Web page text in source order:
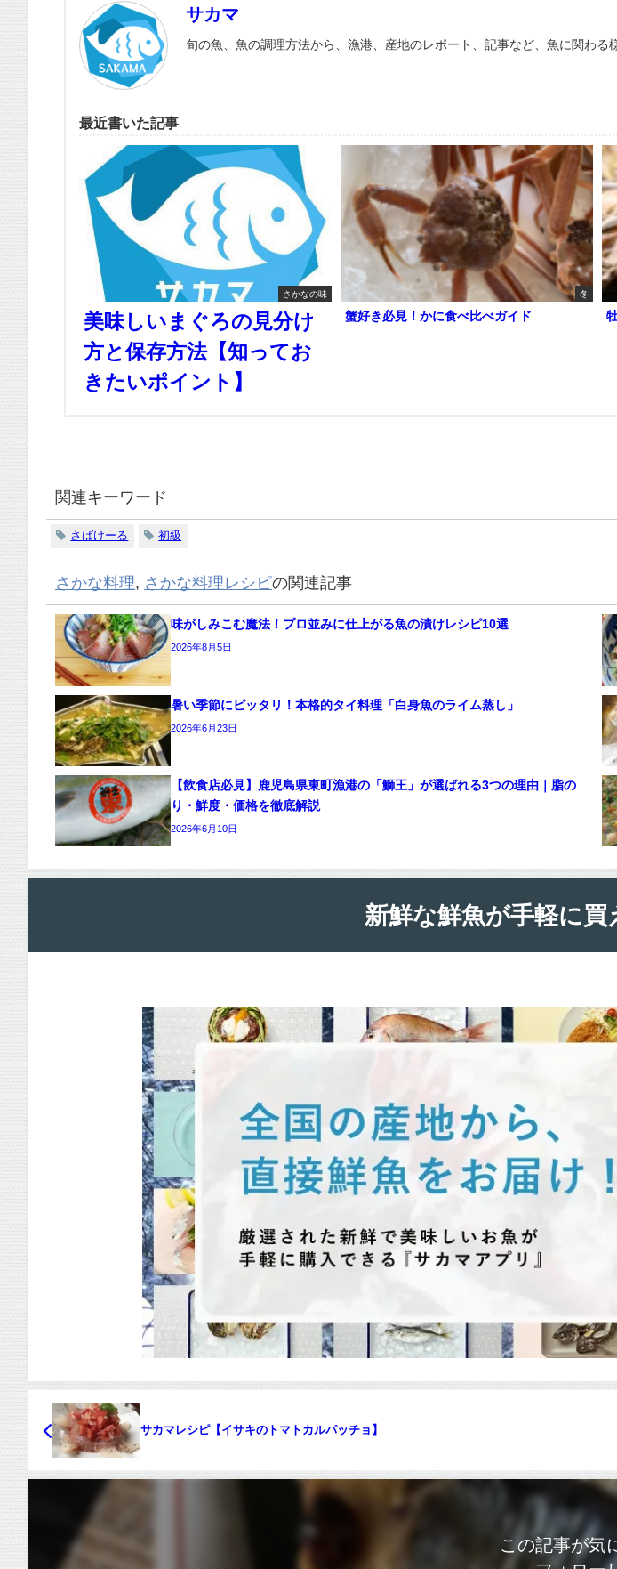
サカマ
旬の魚、魚の調理方法から、漁港、産地のレポート、記事など、魚に関わる
最近書いた記事
さかなの味
美味しいまぐろの見分け
方と保存方法【知ってお
きたいポイント】
冬
蟹好き必見！かに食べ比べガイド
関連キーワード
さばけーる 初級
さかな料理, さかな料理レシピの関連記事
味がしみこむ魔法！プロ並みに仕上がる魚の漬けレシピ10選
2026年8月5日
暑い季節にピッタリ！本格的タイ料理「白身魚のライム蒸し」
2026年6月23日
【飲食店必見】鹿児島県東町漁港の「鰤王」が選ばれる3つの理由｜脂の
り・鮮度・価格を徹底解説
2026年6月10日
新鮮な鮮魚が手軽に買
サカマレシピ【イサキのトマトカルパッチョ】
この記事が気